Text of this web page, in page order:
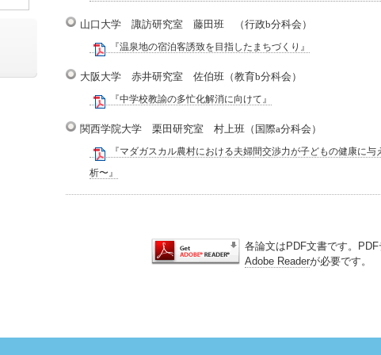
山口大学 諏訪研究室 藤田班 （行政b分科会）
『温泉地の宿泊客誘致を目指したまちづくり』
大阪大学 赤井研究室 佐伯班（教育b分科会）
『中学校教諭の多忙化解消に向けて』
関西学院大学 栗田研究室 村上班（国際a分科会）
『マダガスカル農村における夫婦間交渉力が子どもの健康に
析〜』
各論文はPDF文書です。
Adobe Readerが必要です。